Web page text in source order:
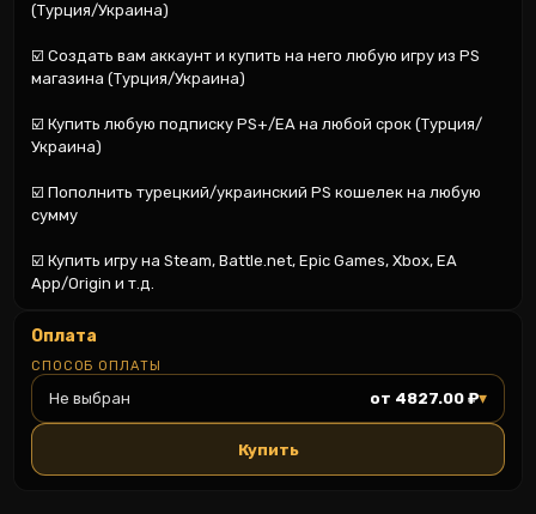
(Турция/Украина)
☑️ Создать вам аккаунт и купить на него любую игру из PS
магазина (Турция/Украина)
☑️ Купить любую подписку PS+/EA на любой срок (Турция/
Украина)
☑️ Пополнить турецкий/украинский PS кошелек на любую
сумму
☑️ Купить игру на Steam, Battle.net, Epic Games, Xbox, EA
App/Origin и т.д.
Оплата
СПОСОБ ОПЛАТЫ
Не выбран от 4827.00 ₽▾
Купить